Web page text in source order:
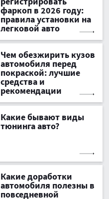
фаркоп в 2026 году:
правила установки на
легковой авто
Чем обезжирить кузов
автомобиля перед
покраской: лучшие
средства и
рекомендации
Какие бывают виды
тюнинга авто?
Какие доработки
автомобиля полезны в
повседневной